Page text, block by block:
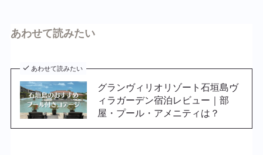
あわせて読みたい
あわせて読みたい
グランヴィリオリゾート石垣島ヴ
ィラガーデン宿泊レビュー｜部
屋・プール・アメニティは？